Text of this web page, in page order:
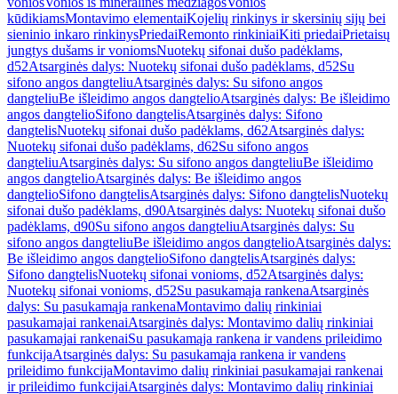
kūdikiamsMontavimo elementaiKojelių rinkinys ir skersinių sijų bei
sieninio inkaro rinkinysPriedaiRemonto rinkiniaiKiti priedaiPrietaisų
jungtys dušams ir voniomsNuotekų sifonai dušo padėklams,
d52Atsarginės dalys: Nuotekų sifonai dušo padėklams, d52Su
sifono angos dangteliuAtsarginės dalys: Su sifono angos
dangteliuBe išleidimo angos dangtelioAtsarginės dalys: Be išleidimo
angos dangtelioSifono dangtelisAtsarginės dalys: Sifono
dangtelisNuotekų sifonai dušo padėklams, d62Atsarginės dalys:
Nuotekų sifonai dušo padėklams, d62Su sifono angos
dangteliuAtsarginės dalys: Su sifono angos dangteliuBe išleidimo
angos dangtelioAtsarginės dalys: Be išleidimo angos
dangtelioSifono dangtelisAtsarginės dalys: Sifono dangtelisNuotekų
sifonai dušo padėklams, d90Atsarginės dalys: Nuotekų sifonai dušo
padėklams, d90Su sifono angos dangteliuAtsarginės dalys: Su
sifono angos dangteliuBe išleidimo angos dangtelioAtsarginės dalys:
Be išleidimo angos dangtelioSifono dangtelisAtsarginės dalys:
Sifono dangtelisNuotekų sifonai vonioms, d52Atsarginės dalys:
Nuotekų sifonai vonioms, d52Su pasukamąja rankenaAtsarginės
dalys: Su pasukamąja rankenaMontavimo dalių rinkiniai
pasukamajai rankenaiAtsarginės dalys: Montavimo dalių rinkiniai
pasukamajai rankenaiSu pasukamąja rankena ir vandens prileidimo
funkcijaAtsarginės dalys: Su pasukamąja rankena ir vandens
prileidimo funkcijaMontavimo dalių rinkiniai pasukamajai rankenai
ir prileidimo funkcijaiAtsarginės dalys: Montavimo dalių rinkiniai